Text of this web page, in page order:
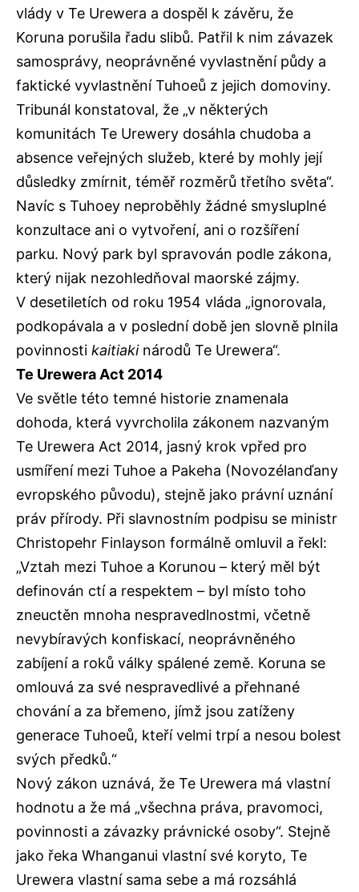
vlády v Te Urewera a dospěl k závěru, že
Koruna porušila řadu slibů. Patřil k nim závazek
samosprávy, neoprávněné vyvlastnění půdy a
faktické vyvlastnění Tuhoeů z jejich domoviny.
Tribunál konstatoval, že „v některých
komunitách Te Urewery dosáhla chudoba a
absence veřejných služeb, které by mohly její
důsledky zmírnit, téměř rozměrů třetího světa“.
Navíc s Tuhoey neproběhly žádné smysluplné
konzultace ani o vytvoření, ani o rozšíření
parku. Nový park byl spravován podle zákona,
který nijak nezohledňoval maorské zájmy.
V desetiletích od roku 1954 vláda „ignorovala,
podkopávala a v poslední době jen slovně plnila
povinnosti kaitiaki národů Te Urewera“.
Te Urewera Act 2014
Ve světle této temné historie znamenala
dohoda, která vyvrcholila zákonem nazvaným
Te Urewera Act 2014, jasný krok vpřed pro
usmíření mezi Tuhoe a Pakeha (Novozélanďany
evropského původu), stejně jako právní uznání
práv přírody. Při slavnostním podpisu se ministr
Christopehr Finlayson formálně omluvil a řekl:
„Vztah mezi Tuhoe a Korunou – který měl být
definován ctí a respektem – byl místo toho
zneuctěn mnoha nespravedlnostmi, včetně
nevybíravých konfiskací, neoprávněného
zabíjení a roků války spálené země. Koruna se
omlouvá za své nespravedlivé a přehnané
chování a za břemeno, jímž jsou zatíženy
generace Tuhoeů, kteří velmi trpí a nesou bolest
svých předků.“
Nový zákon uznává, že Te Urewera má vlastní
hodnotu a že má „všechna práva, pravomoci,
povinnosti a závazky právnické osoby“. Stejně
jako řeka Whanganui vlastní své koryto, Te
Urewera vlastní sama sebe a má rozsáhlá